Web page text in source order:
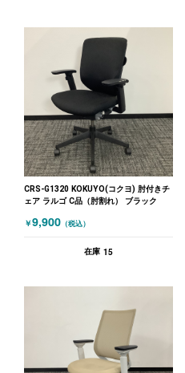
CRS-G1320 KOKUYO(コクヨ) 肘付きチ
ェア ラルゴ C品（肘割れ） ブラック
￥9,900 （税込）
在庫 15